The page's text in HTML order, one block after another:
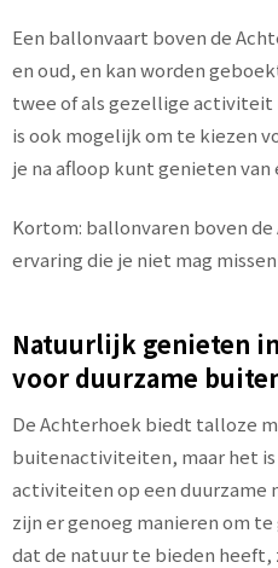
Een ballonvaart boven de
en oud, en kan worden
twee of als gezellige
is ook mogelijk om te kiezen
je na afloop kunt genieten van
Kortom: ballonvaren boven
ervaring die je niet mag
Natuurlijk genieten
voor duurzame
De Achterhoek biedt talloze
buitenactiviteiten, maar het
activiteiten op een duurzame
zijn er genoeg manieren om
dat de natuur te bieden heeft,